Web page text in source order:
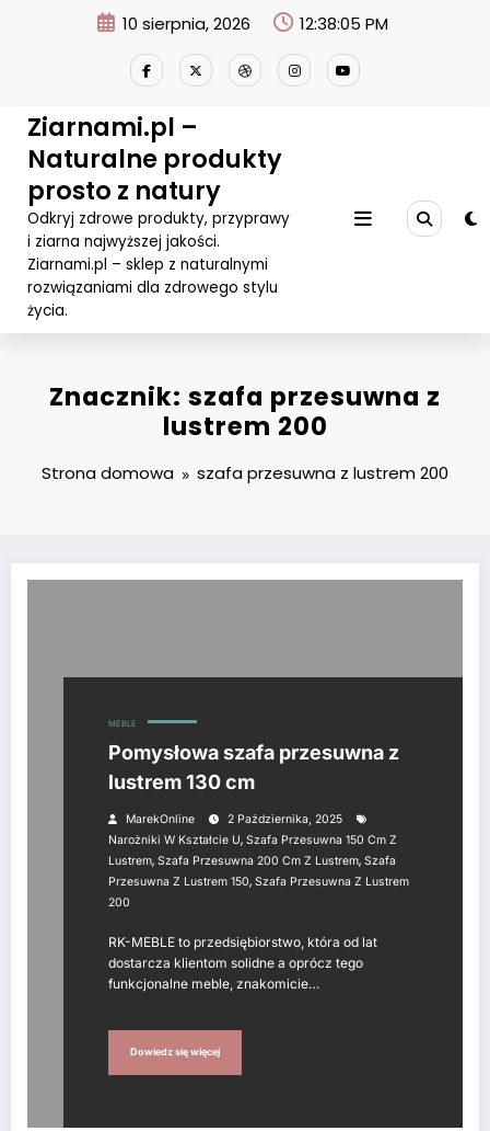
10 sierpnia, 2026 12:38:05 PM
Ziarnami.pl –
Naturalne produkty
prosto z natury
Odkryj zdrowe produkty, przyprawy
i ziarna najwyższej jakości.
Ziarnami.pl – sklep z naturalnymi
rozwiązaniami dla zdrowego stylu
życia.
Znacznik: szafa przesuwna z
lustrem 200
Strona domowa szafa przesuwna z lustrem 200
MEBLE
Pomysłowa szafa przesuwna z
lustrem 130 cm
MarekOnline
2 Października, 2025
Narożniki W Kształcie U, Szafa Przesuwna 150 Cm Z
Lustrem, Szafa Przesuwna 200 Cm Z Lustrem, Szafa
Przesuwna Z Lustrem 150, Szafa Przesuwna Z Lustrem
200
RK-MEBLE to przedsiębiorstwo, która od lat
dostarcza klientom solidne a oprócz tego
funkcjonalne meble, znakomicie…
Dowiedz się więcej